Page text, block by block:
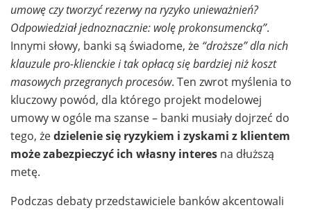
umowę czy tworzyć rezerwy na ryzyko unieważnień?
Odpowiedział jednoznacznie: wolę prokonsumencką”.
Innymi słowy, banki są świadome, że “droższe” dla nich
klauzule pro-klienckie i tak opłacą się bardziej niż koszt
masowych przegranych procesów. Ten zwrot myślenia to
kluczowy powód, dla którego projekt modelowej
umowy w ogóle ma szanse – banki musiały dojrzeć do
tego, żedzielenie się ryzykiem i zyskami z klientem
może zabezpieczyć ich własny interes na dłuższą
metę.
Podczas debaty przedstawiciele banków akcentowali